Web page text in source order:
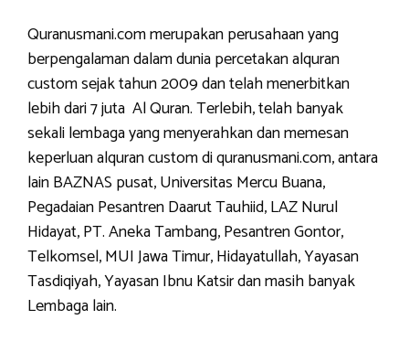
Quranusmani.com merupakan perusahaan yang
berpengalaman dalam dunia percetakan alquran
custom sejak tahun 2009 dan telah menerbitkan
lebih dari 7 juta Al Quran. Terlebih, telah banyak
sekali lembaga yang menyerahkan dan memesan
keperluan alquran custom di quranusmani.com, antara
lain BAZNAS pusat, Universitas Mercu Buana,
Pegadaian Pesantren Daarut Tauhiid, LAZ Nurul
Hidayat, PT. Aneka Tambang, Pesantren Gontor,
Telkomsel, MUI Jawa Timur, Hidayatullah, Yayasan
Tasdiqiyah, Yayasan Ibnu Katsir dan masih banyak
Lembaga lain.